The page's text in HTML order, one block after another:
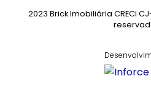
2023 Brick Imobiliária CRECI